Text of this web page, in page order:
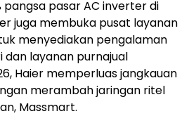
pangsa pasar AC inverter di
juga membuka pusat layanan
menyediakan pengalaman
layanan purnajual
Haier memperluas jangkauan
merambah jaringan ritel
Massmart.